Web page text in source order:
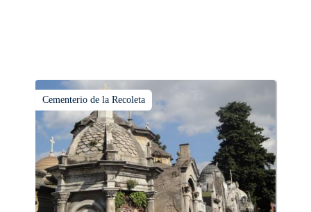
Cementerio de la Recoleta